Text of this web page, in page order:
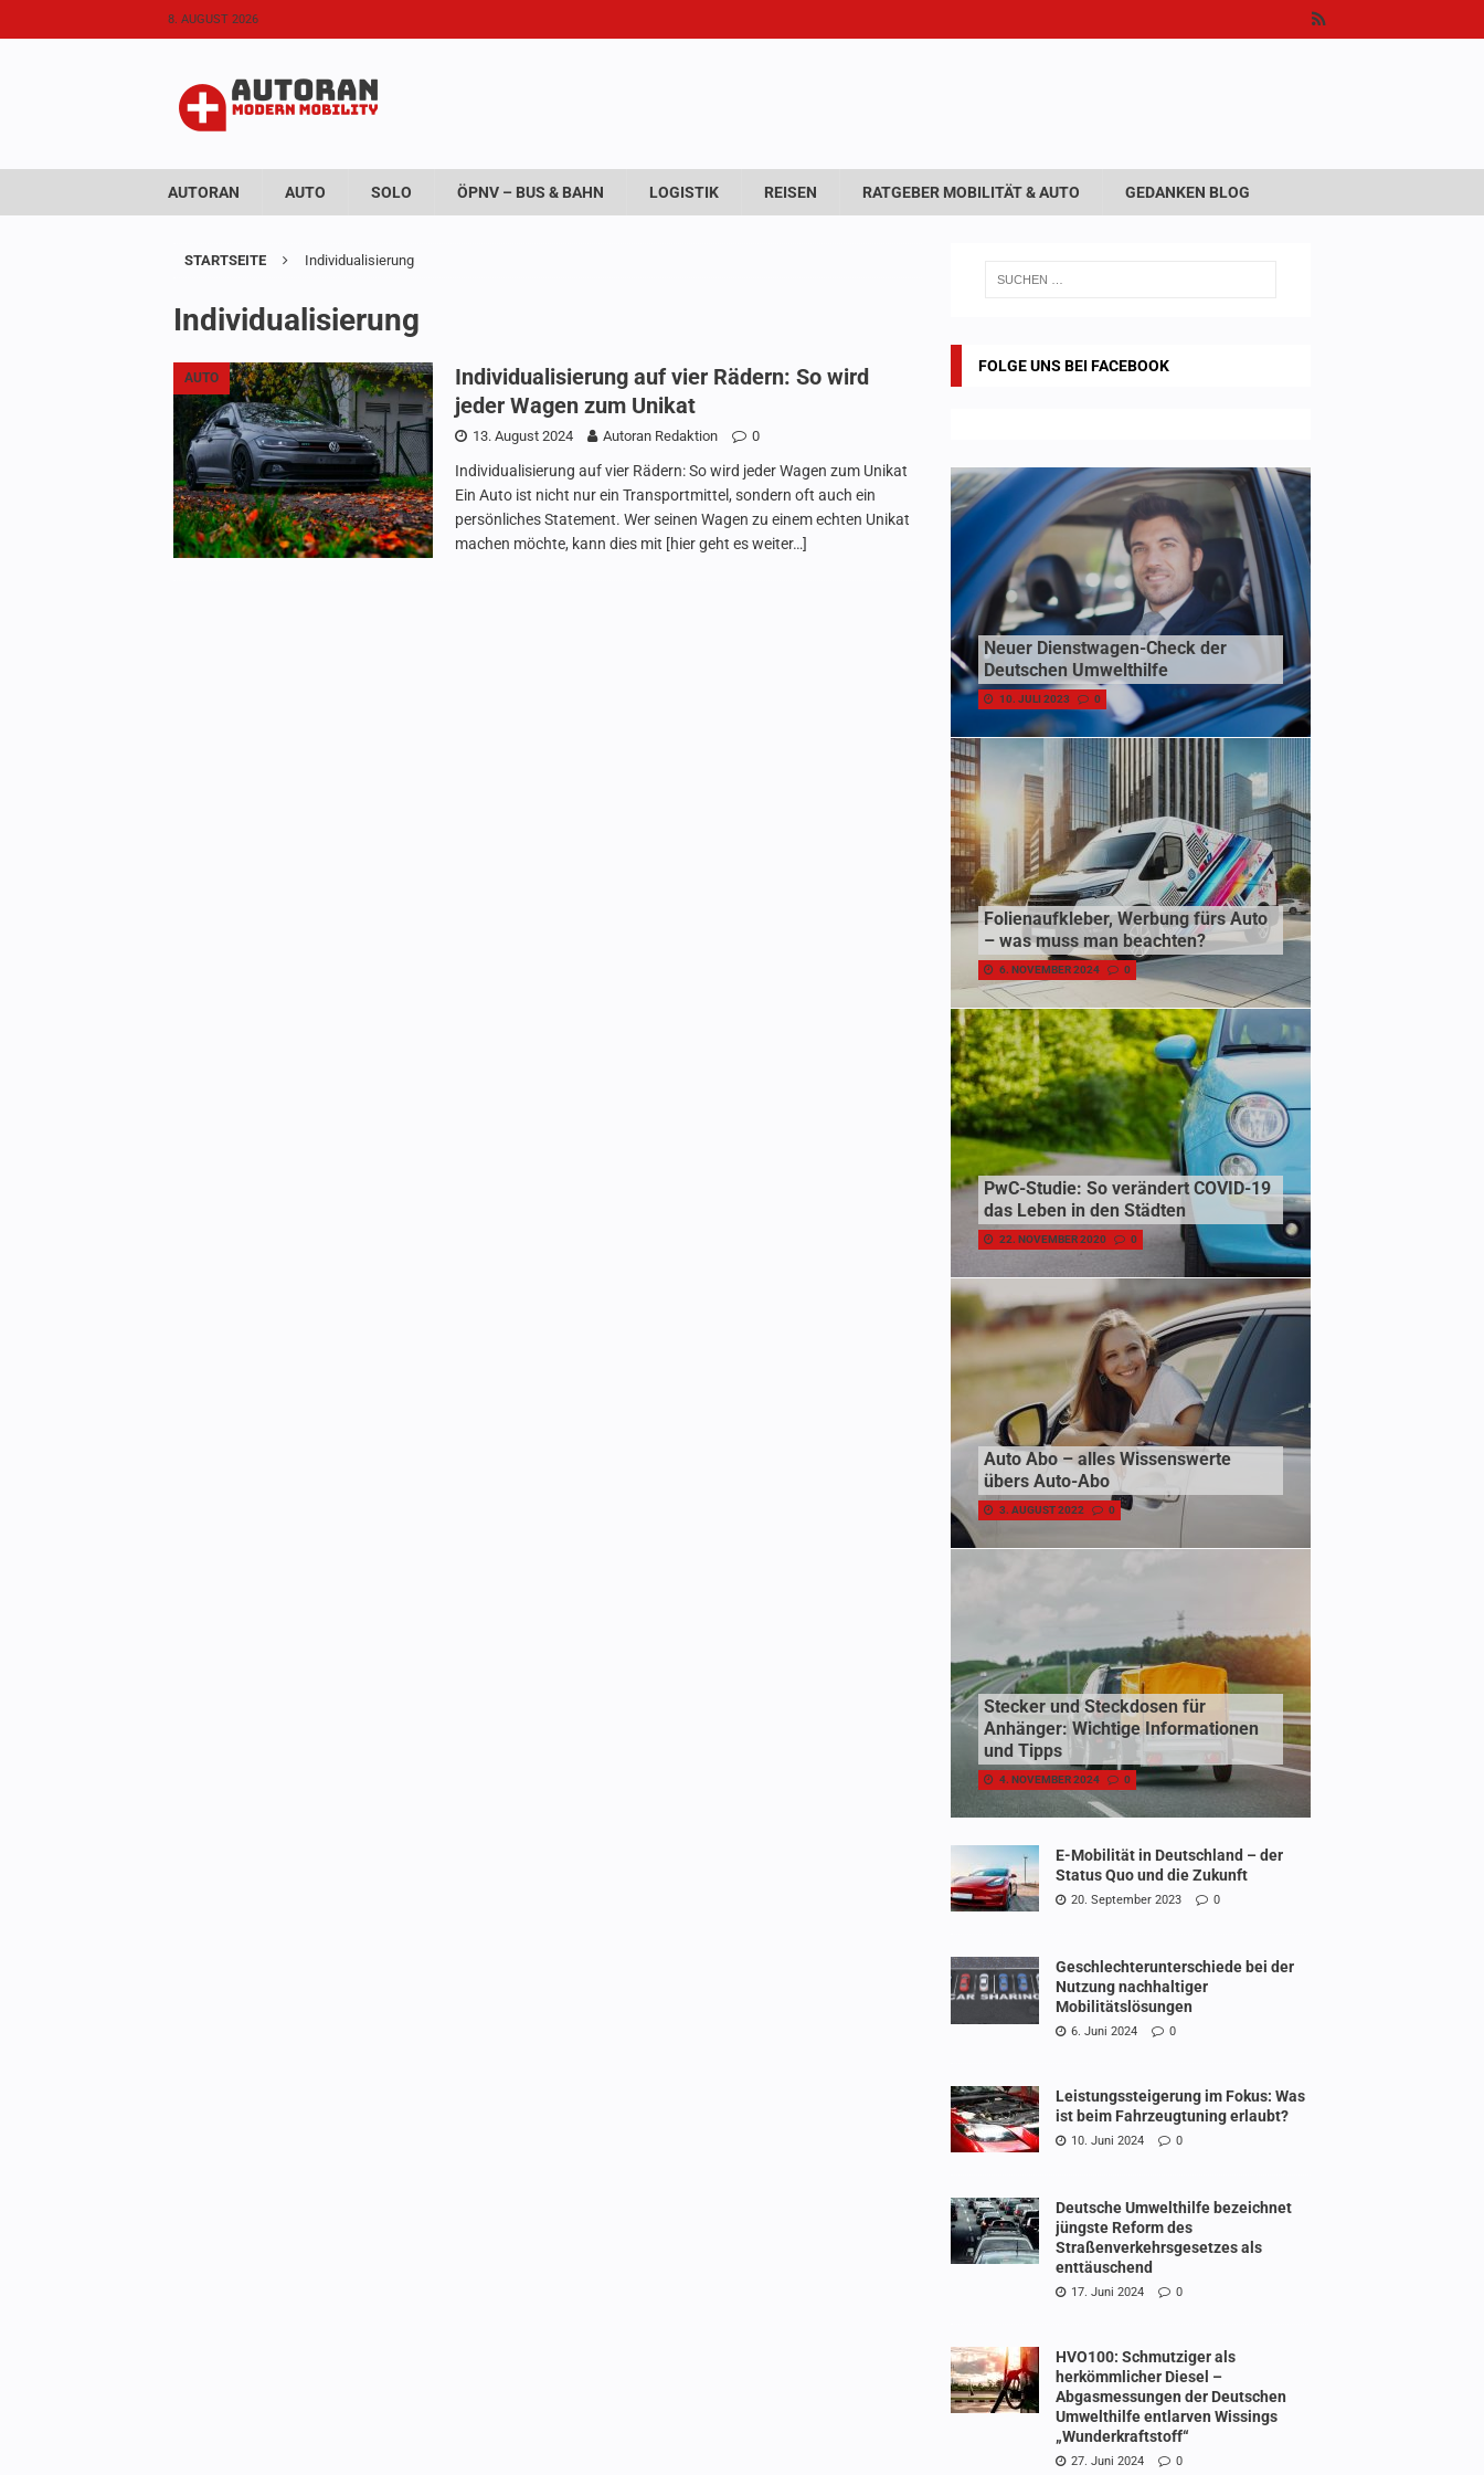
8. AUGUST 2026
AUTORAN AUTO SOLO ÖPNV – BUS & BAHN LOGISTIK REISEN RATGEBER MOBILITÄT & AUTO GEDANKEN BLOG
STARTSEITE Individualisierung
Individualisierung
AUTO
Individualisierung auf vier Rädern: So wird
jeder Wagen zum Unikat
13. August 2024 Autoran Redaktion 0
Individualisierung auf vier Rädern: So wird jeder Wagen zum Unikat
Ein Auto ist nicht nur ein Transportmittel, sondern oft auch ein
persönliches Statement. Wer seinen Wagen zu einem echten Unikat
machen möchte, kann dies mit [hier geht es weiter…]
FOLGE UNS BEI FACEBOOK
Neuer Dienstwagen-Check der
Deutschen Umwelthilfe
10. JULI 2023 0
Folienaufkleber, Werbung fürs Auto
– was muss man beachten?
6. NOVEMBER 2024 0
PwC-Studie: So verändert COVID-19
das Leben in den Städten
22. NOVEMBER 2020 0
Auto Abo – alles Wissenswerte
übers Auto-Abo
3. AUGUST 2022 0
Stecker und Steckdosen für
Anhänger: Wichtige Informationen
und Tipps
4. NOVEMBER 2024 0
E-Mobilität in Deutschland – der
Status Quo und die Zukunft
20. September 2023 0
Geschlechterunterschiede bei der
Nutzung nachhaltiger
Mobilitätslösungen
6. Juni 2024 0
Leistungssteigerung im Fokus: Was
ist beim Fahrzeugtuning erlaubt?
10. Juni 2024 0
Deutsche Umwelthilfe bezeichnet
jüngste Reform des
Straßenverkehrsgesetzes als
enttäuschend
17. Juni 2024 0
HVO100: Schmutziger als
herkömmlicher Diesel –
Abgasmessungen der Deutschen
Umwelthilfe entlarven Wissings
„Wunderkraftstoff“
27. Juni 2024 0